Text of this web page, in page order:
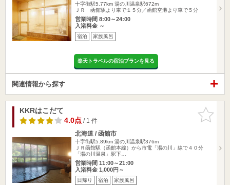
十字街駅5.77km 湯の川温泉駅672m
ＪＲ 函館駅より車で１５分／函館空港より車で５分
営業時間 8:00～24:00
入浴料金 ～
宿泊 家族風呂
楽天トラベルの宿泊プランを見る
関連情報から探す
お気に入
りに追加
KKRはこだて
4.0点/ 1 件
北海道 / 函館市
十字街駅5.89km 湯の川温泉駅376m
ＪＲ函館駅（函館本線）から市電「湯の川」線で４０分
「湯の川温泉」駅下…
営業時間 11:00～21:00
入浴料金 1,000円～
日帰り 宿泊 家族風呂